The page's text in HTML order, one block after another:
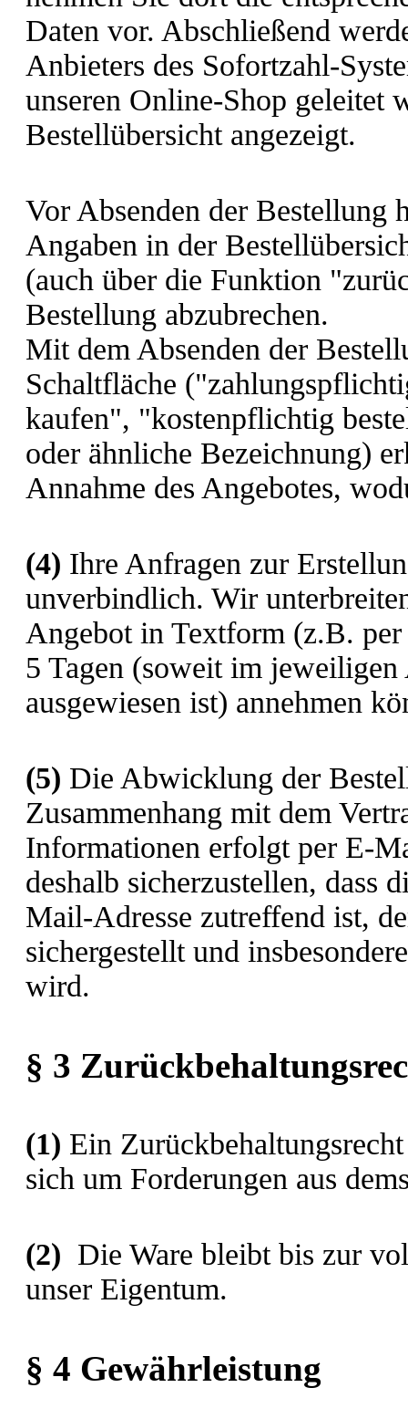
Daten vor. Abschließend
Anbieters des Sofortzahl-
unseren Online-Shop geleitet
Bestellübersicht angezeigt.
Vor Absenden der Bestellung
Angaben in der
(auch über die Funktion
Bestellung abzubrechen.
Mit dem Absenden der
Schaltfläche
kaufen", "kostenpflichtig
oder ähnliche Bezeichnung)
Annahme des Angebotes,
(4) Ihre Anfragen zur
unverbindlich. Wir
Angebot in Textform (z.B.
5 Tagen (soweit im
ausgewiesen ist) annehmen
(5) Die Abwicklung der
Zusammenhang mit dem
Informationen erfolgt per E-
deshalb sicherzustellen, dass
Mail-Adresse zutreffend ist,
sichergestellt und
wird.
§ 3
(1) Ein
sich um Forderungen aus
(2) Die Ware bleibt bis zur
unser Eigentum.
§ 4 Gewährleistung